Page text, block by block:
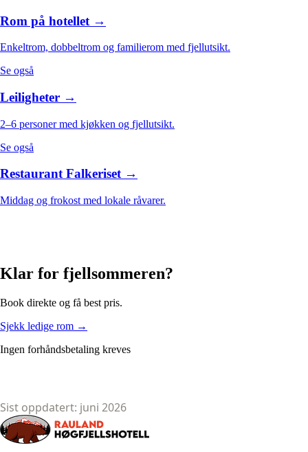
Rom på hotellet →
Enkeltrom, dobbeltrom og familierom med fjellutsikt.
Se også
Leiligheter →
2–6 personer med kjøkken og fjellutsikt.
Se også
Restaurant Falkeriset →
Middag og frokost med lokale råvarer.
Klar for fjellsommeren?
Book direkte og få best pris.
Sjekk ledige rom →
Ingen forhåndsbetaling kreves
Sist oppdatert: juni 2026